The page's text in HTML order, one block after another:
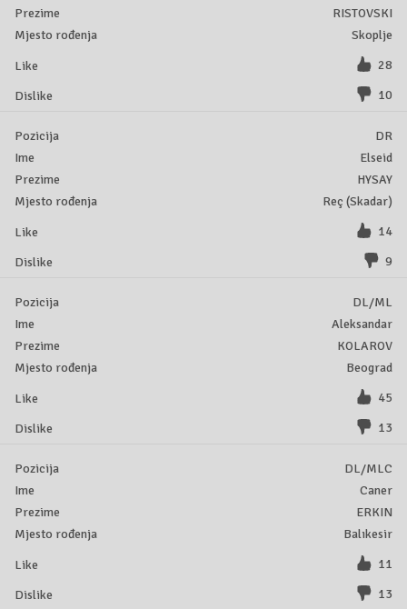
RISTOVSKI
Skoplje
28
10
DR
Elseid
HYSAY
Reç (Skadar)
14
9
DL/ML
Aleksandar
KOLAROV
Beograd
45
13
DL/MLC
Caner
ERKIN
Balıkesir
11
13